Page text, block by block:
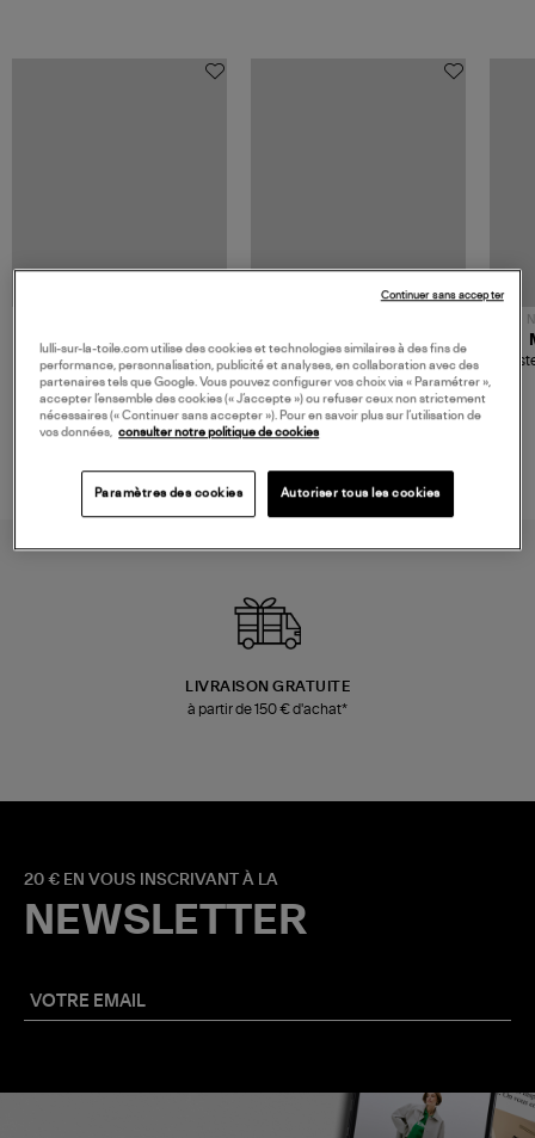
480,00 €
JEROME DREYFUSS
Sac Bobi S Cuir Lamé
Champagne
189,00 €
TORAL
Mocassins Killian Sport
Mousse
LIVRAISON GRATUITE
à partir de 150 € d'achat*
20 € EN VOUS INSCRIVANT À LA
NEWSLETTER
lulli-sur-la-toile.com utilise des cookies et technologies similaires à des fins de
performance, personnalisation, publicité et analyses, en collaboration avec des
partenaires tels que Google. Vous pouvez configurer vos choix via « Paramétrer »,
accepter l’ensemble des cookies (« J’accepte ») ou refuser ceux non strictement
nécessaires (« Continuer sans accepter »). Pour en savoir plus sur l’utilisation de
vos données, consulter notre politique de cookies
Paramètres des cookies Autoriser tous les cookies
Continuer sans accepter